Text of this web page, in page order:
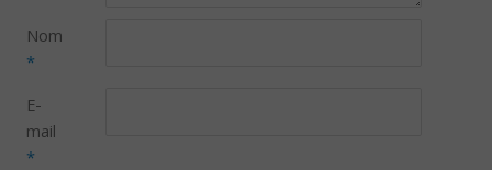
Nom
*
E-
mail
*